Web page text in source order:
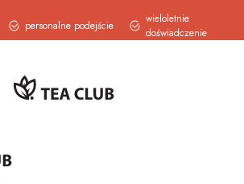
personalne podejście
wieloletnie
doświadczenie